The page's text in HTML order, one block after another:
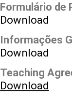
Formulário de
Download
Informações
Download
Teaching
Download